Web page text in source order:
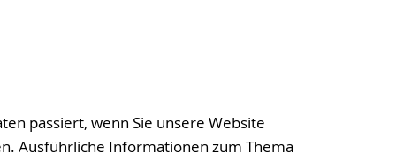
passiert, wenn Sie unsere Website
Ausführliche Informationen zum Thema